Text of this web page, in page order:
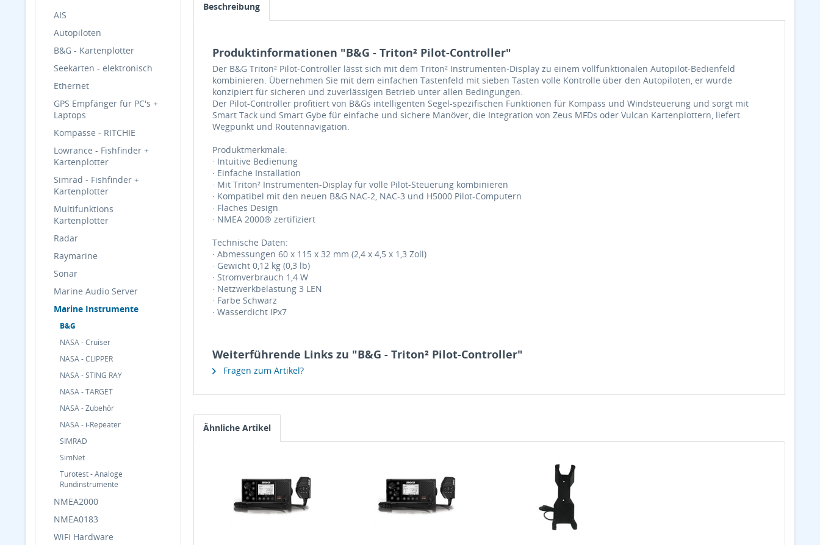
AIS
Autopiloten
B&G - Kartenplotter
Seekarten - elektronisch
Ethernet
GPS Empfänger für PC's +
Laptops
Kompasse - RITCHIE
Lowrance - Fishfinder +
Kartenplotter
Simrad - Fishfinder +
Kartenplotter
Multifunktions
Kartenplotter
Radar
Raymarine
Sonar
Marine Audio Server
Marine Instrumente
B&G
NASA - Cruiser
NASA - CLIPPER
NASA - STING RAY
NASA - TARGET
NASA - Zubehör
NASA - i-Repeater
SIMRAD
SimNet
Turotest - Analoge
Rundinstrumente
NMEA2000
NMEA0183
WiFi Hardware
Beschreibung
Produktinformationen "B&G - Triton² Pilot-Controller"
Der B&G Triton² Pilot-Controller lässt sich mit dem Triton² Instrumenten-Display zu einem vollfunktionalen Autopilot-Bedienfeld
kombinieren. Übernehmen Sie mit dem einfachen Tastenfeld mit sieben Tasten volle Kontrolle über den Autopiloten, er wurde
konzipiert für sicheren und zuverlässigen Betrieb unter allen Bedingungen.
Der Pilot-Controller profitiert von B&Gs intelligenten Segel-spezifischen Funktionen für Kompass und Windsteuerung und sorgt mit
Smart Tack und Smart Gybe für einfache und sichere Manöver, die Integration von Zeus MFDs oder Vulcan Kartenplottern, liefert
Wegpunkt und Routennavigation.
Produktmerkmale:
· Intuitive Bedienung
· Einfache Installation
· Mit Triton² Instrumenten-Display für volle Pilot-Steuerung kombinieren
· Kompatibel mit den neuen B&G NAC-2, NAC-3 und H5000 Pilot-Computern
· Flaches Design
· NMEA 2000® zertifiziert
Technische Daten:
· Abmessungen 60 x 115 x 32 mm (2,4 x 4,5 x 1,3 Zoll)
· Gewicht 0,12 kg (0,3 lb)
· Stromverbrauch 1,4 W
· Netzwerkbelastung 3 LEN
· Farbe Schwarz
· Wasserdicht IPx7
Weiterführende Links zu "B&G - Triton² Pilot-Controller"
Fragen zum Artikel?
Ähnliche Artikel